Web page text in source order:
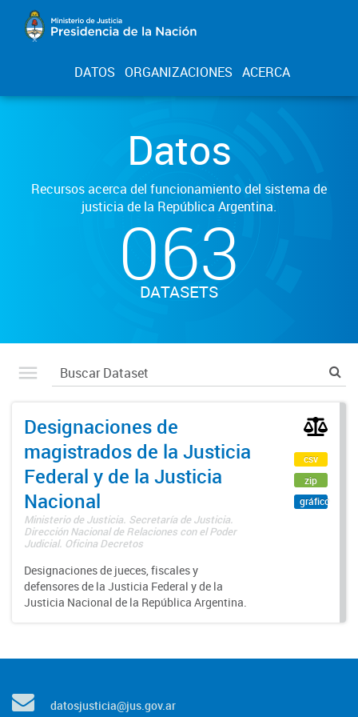
DATOS ORGANIZACIONES ACERCA
Datos
Recursos acerca del funcionamiento del sistema de
justicia de la República Argentina.
063
DATASETS
Designaciones de
magistrados de la Justicia
Federal y de la Justicia
Nacional
Ministerio de Justicia. Secretaría de Justicia.
Dirección Nacional de Relaciones con el Poder
Judicial. Oficina Decretos
Designaciones de jueces, fiscales y
defensores de la Justicia Federal y de la
Justicia Nacional de la República Argentina.
csv
zip
gráfico
datosjusticia@jus.gov.ar